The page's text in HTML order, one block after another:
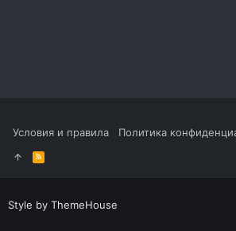
Условия и правила Политика
R
S
S
Style by ThemeHouse